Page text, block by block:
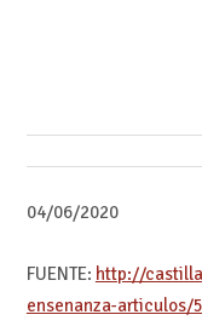
04/06/2020
FUENTE: http://
ensenanza-articulos/